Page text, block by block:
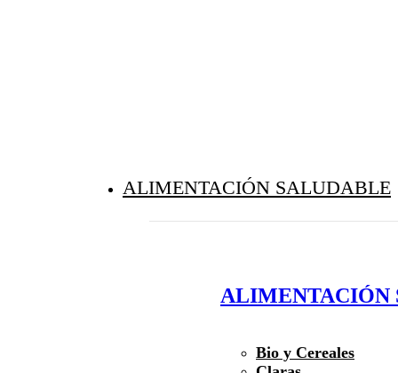
ALIMENTACIÓN SALUDABLE
ALIMENTACIÓN
Bio y Cereales